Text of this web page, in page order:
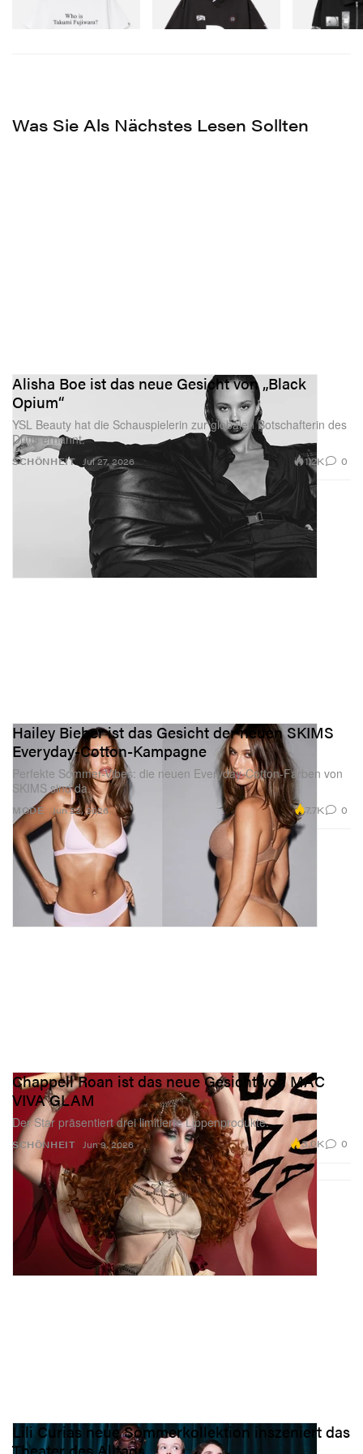
Jetzt einkaufen Jetzt einkaufen Jetzt einkaufen
Was Sie Als Nächstes Lesen Sollten
SCHÖNHEIT
Alisha Boe ist das neue Gesicht von „Black
Opium“
YSL Beauty hat die Schauspielerin zur globalen Botschafterin des
Dufts ernannt.
Jul 27, 2026 1.2K 0
MODE
Hailey Bieber ist das Gesicht der neuen SKIMS
Everyday-Cotton-Kampagne
Perfekte Sommer-Vibes: die neuen Everyday-Cotton-Farben von
SKIMS sind da.
Jun 22, 2026 7.7K 0
SCHÖNHEIT
Chappell Roan ist das neue Gesicht von MAC
VIVA GLAM
Der Star präsentiert drei limitierte Lippenprodukte.
Jun 9, 2026 3.0K 0
Lili Curias neue Sommerkollektion inszeniert das